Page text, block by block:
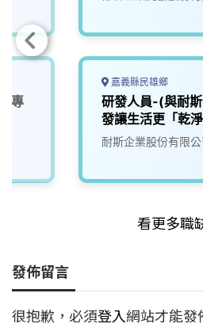
專
嘉義縣民雄鄉
研發人員-(與耐
發讓生活更「乾
來)2
耐斯企業股份有限公
看更多職
發佈留言
很抱歉，必須登入網站才能發